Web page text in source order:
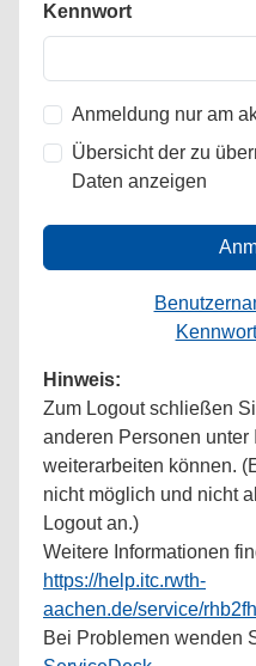
Kennwort
Anmeldung nur am
Übersicht der zu
Daten anzeigen
Hinweis:
Zum Logout schließen
anderen Personen unter
weiterarbeiten können.
nicht möglich und nicht
Logout an.)
Weitere Informationen
https://help.itc.rwth-
aachen.de/service/
Bei Problemen wenden